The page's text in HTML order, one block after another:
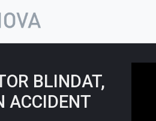
BLINDAT,
ACCIDENT